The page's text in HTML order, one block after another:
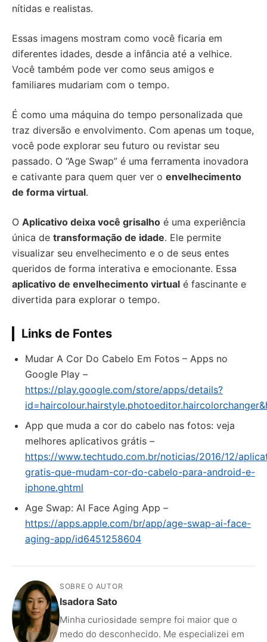
nítidas e realistas.
Essas imagens mostram como você ficaria em
diferentes idades, desde a infância até a velhice.
Você também pode ver como seus amigos e
familiares mudariam com o tempo.
É como uma máquina do tempo personalizada que
traz diversão e envolvimento. Com apenas um toque,
você pode explorar seu futuro ou revistar seu
passado. O “Age Swap” é uma ferramenta inovadora
e cativante para quem quer ver o envelhecimento
de forma virtual.
O Aplicativo deixa você grisalho é uma experiência
única de transformação de idade. Ele permite
visualizar seu envelhecimento e o de seus entes
queridos de forma interativa e emocionante. Essa
aplicativo de envelhecimento virtual é fascinante e
divertida para explorar o tempo.
Links de Fontes
Mudar A Cor Do Cabelo Em Fotos – Apps no
Google Play –
https://play.google.com/store/apps/details?
App que muda a cor do cabelo nas fotos: veja
melhores aplicativos grátis –
https://www.techtudo.com.br/noticias/2016/12/
gratis-que-mudam-cor-do-cabelo-para-android-e-
iphone.ghtml
‎Age Swap: AI Face Aging App –
https://apps.apple.com/br/app/age-swap-ai-face-
aging-app/id6451258604
SOBRE O AUTOR
Isadora Sato
Minha curiosidade sempre foi maior que o
medo do desconhecido. Me especializei em